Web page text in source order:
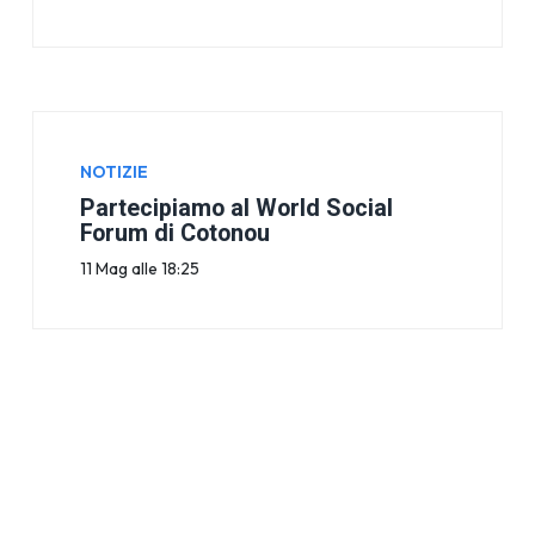
NOTIZIE
Partecipiamo al World Social
Forum di Cotonou
11 Mag alle 18:25